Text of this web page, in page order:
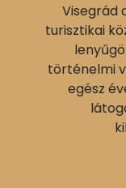
Visegrád
turisztikai
történelmi
egész